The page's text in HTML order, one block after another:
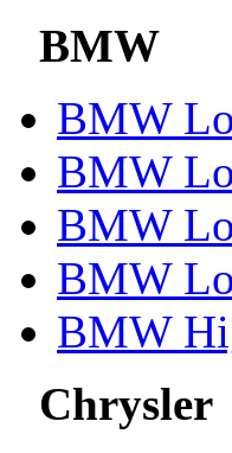
BMW
BMW
BMW
BMW
BMW
BMW
Chrysler